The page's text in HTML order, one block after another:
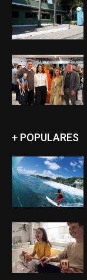
+ POPULARES